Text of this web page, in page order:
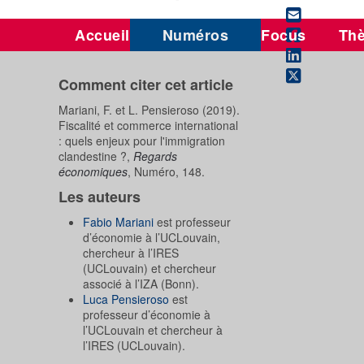
Accueil Numéros Focus
Comment citer cet article
Mariani, F. et L. Pensieroso (2019).
Fiscalité et commerce international
: quels enjeux pour l'immigration
clandestine ?, Regards
économiques, Numéro, 148.
Les auteurs
Fabio Mariani est professeur
d’économie à l’UCLouvain,
chercheur à l’IRES
(UCLouvain) et chercheur
associé à l’IZA (Bonn).
Luca Pensieroso est
professeur d’économie à
l’UCLouvain et chercheur à
l’IRES (UCLouvain).